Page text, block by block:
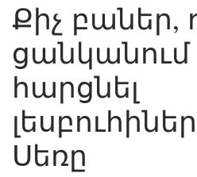
Քիչ բաներ,
ցանկանում
հարցնել
Սեռը